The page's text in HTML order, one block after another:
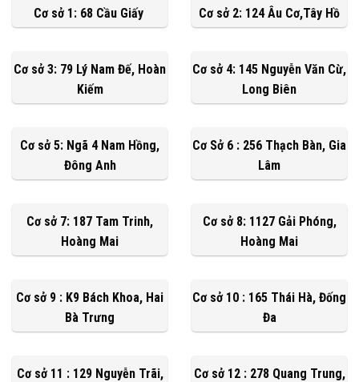
Cơ sở 1: 68 Cầu Giấy Cơ sở 2: 124 Âu Cơ,Tây Hồ
Cơ sở 3: 79 Lý Nam Đế, Hoàn
Kiếm
Cơ sở 4: 145 Nguyễn Văn Cừ,
Long Biên
Cơ sở 5: Ngã 4 Nam Hồng,
Đông Anh
Cơ Sở 6 : 256 Thạch Bàn, Gia
Lâm
Cơ sở 7: 187 Tam Trinh,
Hoàng Mai
Cơ sở 8: 1127 Gải Phóng,
Hoàng Mai
Cơ sở 9 : K9 Bách Khoa, Hai
Bà Trưng
Cơ sở 10 : 165 Thái Hà, Đống
Đa
Cơ sở 11 : 129 Nguyễn Trãi,
Cơ sở 12 : 278 Quang Trung,